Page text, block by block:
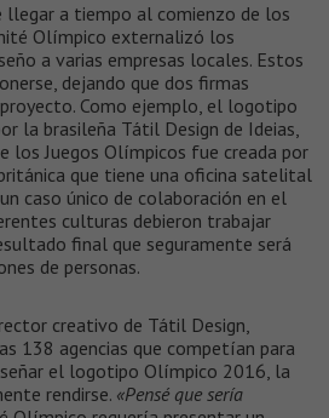
llegar a tiempo al comienzo de los
Olímpico externalizó los
a varias empresas locales. Estos
dejando que dos firmas
Como ejemplo, el logotipo
la brasileña Tátil Design de Ideias,
los Juegos Olímpicos fue creada por
que tiene una oficina satelital
caso único de colaboración en el
culturas debieron trabajar
final que seguramente será
de personas.
creativo de Tátil Design,
138 agencias que competían para
el logotipo Olímpico 2016, la
rendirse. «Pensé que sería